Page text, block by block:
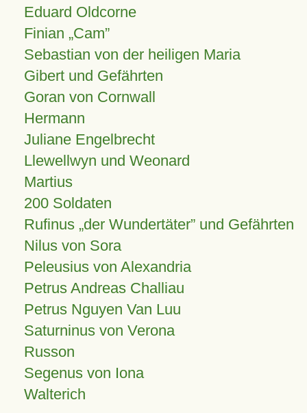
Eduard Oldcorne
Finian Cam
Sebastian von der heiligen Maria
Gibert und Gefährten
Goran von Cornwall
Hermann
Juliane Engelbrecht
Llewellwyn und Weonard
Martius
200 Soldaten
Rufinus „der Wundertäter” und Gefährten
Nilus von Sora
Peleusius von Alexandria
Petrus Andreas Challiau
Petrus Nguyen Van Luu
Saturninus von Verona
Russon
Segenus von Iona
Walterich